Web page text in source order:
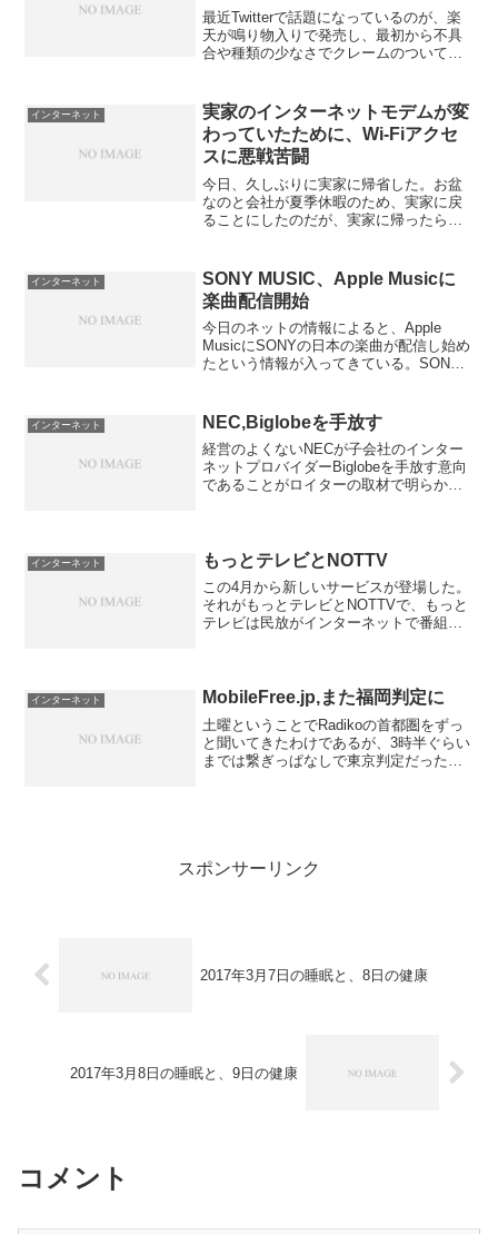
最近Twitterで話題になっているのが、楽
天が鳴り物入りで発売し、最初から不具
合や種類の少なさでクレームのついてい
だろう。これってつまりは買う人があま
りにもいなく...
インターネット
実家のインターネットモデムが変
わっていたために、Wi-Fiアクセ
スに悪戦苦闘
今日、久しぶりに実家に帰省した。お盆
なのと会社が夏季休暇のため、実家に戻
ることにしたのだが、実家に帰ったら導
ターネットから全てである。それで、ゴ
ールデンウィークに帰省し...
インターネット
SONY MUSIC、Apple Musicに
楽曲配信開始
今日のネットの情報によると、Apple
MusicにSONYの日本の楽曲が配信し始め
たという情報が入ってきている。SONY
を始めたが、今回もちょっと遅れての...
インターネット NEC,Biglobeを手放す
経営のよくないNECが子会社のインター
ネットプロバイダーBiglobeを手放す意向
であることがロイターの取材で明らかに
はスマ...
インターネット もっとテレビとNOTTV
この4月から新しいサービスが登場した。
それがもっとテレビとNOTTVで、もっと
テレビは民放がインターネットで番組を
である。がしか...
インターネット MobileFree.jp,また福岡判定に
土曜ということでRadikoの首都圏をずっ
と聞いてきたわけであるが、3時半ぐらい
までは繋ぎっぱなしで東京判定だった
スポンサーリンク
2017年3月7日の睡眠と、8日の健康
2017年3月8日の睡眠と、9日の健康
コメント